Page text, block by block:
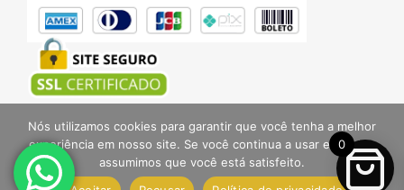
NOSSAS REDES
0
Nós utilizamos cookies para garantir que você tenha a melhor
experiência em nosso site. Se você continua a usar este site,
assumimos que você está satisfeito.